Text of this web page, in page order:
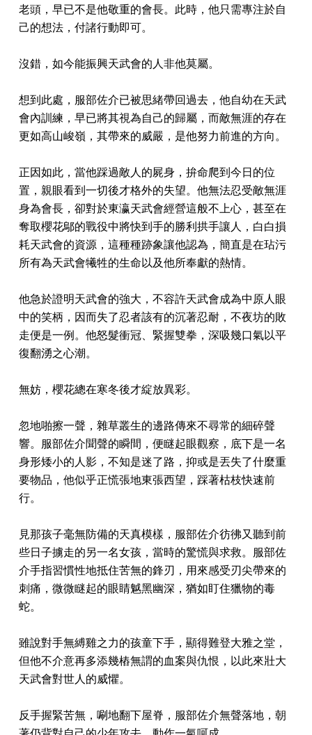
老頭，早已不是他敬重的會長。此時，他只需專注於自
己的想法，付諸行動即可。
沒錯，如今能振興天武會的人非他莫屬。
想到此處，服部佐介已被思緒帶回過去，他自幼在天武
會內訓練，早已將其視為自己的歸屬，而敵無涯的存在
更如高山峻嶺，其帶來的威嚴，是他努力前進的方向。
正因如此，當他踩過敵人的屍身，拚命爬到今日的位
置，親眼看到一切後才格外的失望。他無法忍受敵無涯
身為會長，卻對於東瀛天武會經營這般不上心，甚至在
奪取櫻花鄔的戰役中將快到手的勝利拱手讓人，白白損
耗天武會的資源，這種種跡象讓他認為，簡直是在玷污
所有為天武會犧牲的生命以及他所奉獻的熱情。
他急於證明天武會的強大，不容許天武會成為中原人眼
中的笑柄，因而失了忍者該有的沉著忍耐，不夜坊的敗
走便是一例。他怒髮衝冠、緊握雙拳，深吸幾口氣以平
復翻湧之心潮。
無妨，櫻花總在寒冬後才綻放異彩。
忽地啪擦一聲，雜草叢生的邊路傳來不尋常的細碎聲
響。服部佐介聞聲的瞬間，便瞇起眼觀察，底下是一名
身形矮小的人影，不知是迷了路，抑或是丟失了什麼重
要物品，他似乎正慌張地東張西望，踩著枯枝快速前
行。
見那孩子毫無防備的天真模樣，服部佐介彷彿又聽到前
些日子擄走的另一名女孩，當時的驚慌與求救。服部佐
介手指習慣性地抵住苦無的鋒刃，用來感受刃尖帶來的
刺痛，微微瞇起的眼睛魆黑幽深，猶如盯住獵物的毒
蛇。
雖說對手無縛雞之力的孩童下手，顯得難登大雅之堂，
但他不介意再多添幾樁無謂的血案與仇恨，以此來壯大
天武會對世人的威懼。
反手握緊苦無，唰地翻下屋脊，服部佐介無聲落地，朝